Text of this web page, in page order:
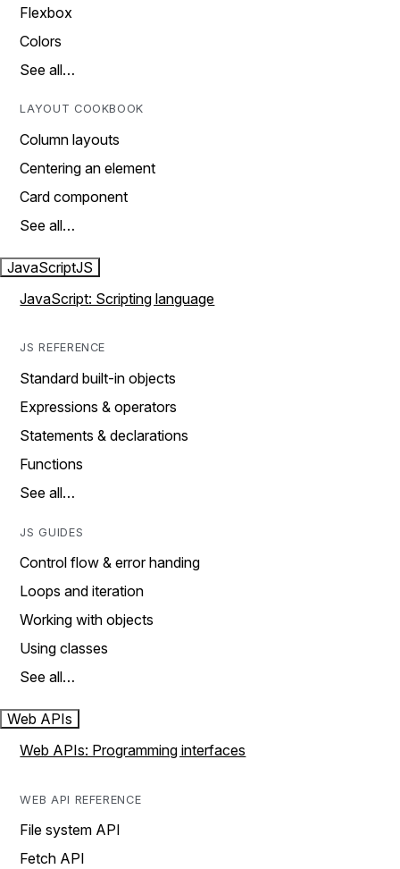
Flexbox
Colors
See all…
LAYOUT COOKBOOK
Column layouts
Centering an element
Card component
See all…
JavaScriptJS
JavaScript: Scripting language
JS REFERENCE
Standard built-in objects
Expressions & operators
Statements & declarations
Functions
See all…
JS GUIDES
Control flow & error handing
Loops and iteration
Working with objects
Using classes
See all…
Web APIs
Web APIs: Programming interfaces
WEB API REFERENCE
File system API
Fetch API